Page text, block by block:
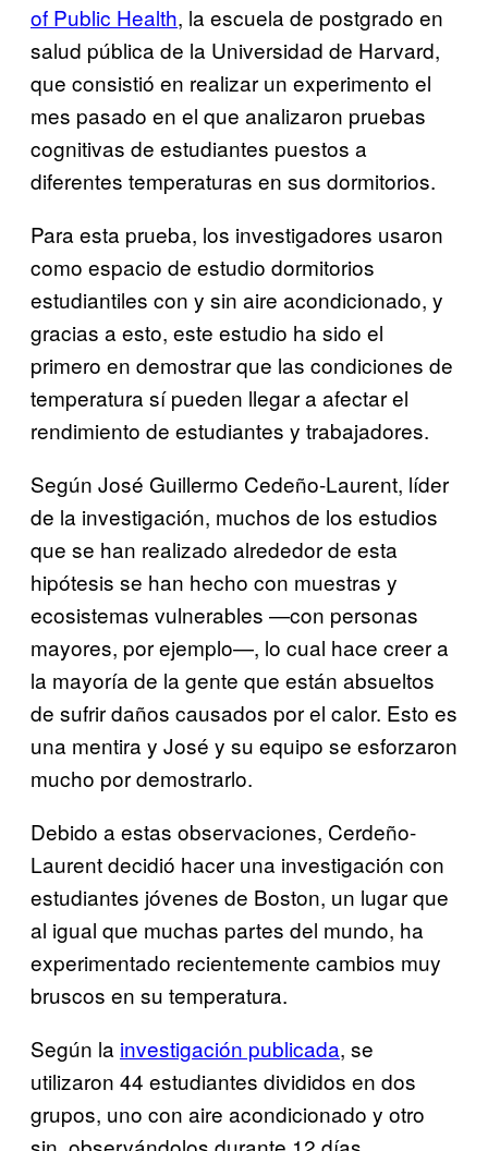
of Public Health, la escuela de postgrado en
salud pública de la Universidad de Harvard,
que consistió en realizar un experimento el
mes pasado en el que analizaron pruebas
cognitivas de estudiantes puestos a
diferentes temperaturas en sus dormitorios.
Para esta prueba, los investigadores usaron
como espacio de estudio dormitorios
estudiantiles con y sin aire acondicionado, y
gracias a esto, este estudio ha sido el
primero en demostrar que las condiciones de
temperatura sí pueden llegar a afectar el
rendimiento de estudiantes y trabajadores.
Según José Guillermo Cedeño-Laurent, líder
de la investigación, muchos de los estudios
que se han realizado alrededor de esta
hipótesis se han hecho con muestras y
ecosistemas vulnerables —con personas
mayores, por ejemplo—, lo cual hace creer a
la mayoría de la gente que están absueltos
de sufrir daños causados por el calor. Esto es
una mentira y José y su equipo se esforzaron
mucho por demostrarlo.
Debido a estas observaciones, Cerdeño-
Laurent decidió hacer una investigación con
estudiantes jóvenes de Boston, un lugar que
al igual que muchas partes del mundo, ha
experimentado recientemente cambios muy
bruscos en su temperatura.
Según la investigación publicada, se
utilizaron 44 estudiantes divididos en dos
grupos, uno con aire acondicionado y otro